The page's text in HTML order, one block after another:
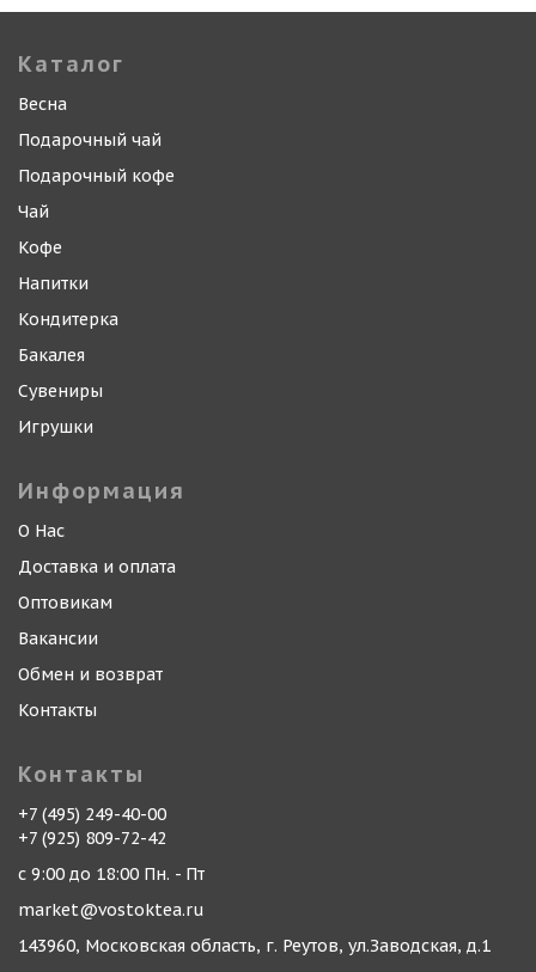
Каталог
Весна
Подарочный чай
Подарочный кофе
Чай
Кофе
Напитки
Кондитерка
Бакалея
Сувениры
Игрушки
Информация
О Нас
Доставка и оплата
Оптовикам
Вакансии
Обмен и возврат
Контакты
Контакты
+7 (495) 249-40-00
+7 (925) 809-72-42
с 9:00 до 18:00 Пн. - Пт
market@vostoktea.ru
143960, Московская область, г. Реутов, ул.Заводская, д.1